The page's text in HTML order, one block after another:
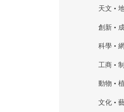
天文 •
創新 •
科學 •
工商 •
動物 •
文化 •